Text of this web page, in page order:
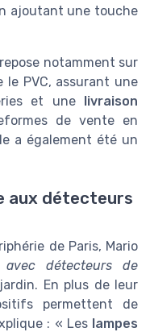
ajoutant une touche
notamment sur
PVC, assurant une
et une livraison
de vente en
a également été un
aux détecteurs
de Paris, Mario
avec détecteurs de
En plus de leur
permettent de
: « Les lampes